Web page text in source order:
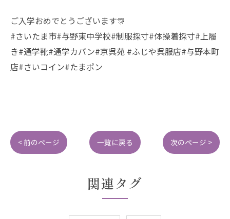
ご入学おめでとうございます🎊
#さいたま市#与野東中学校#制服採寸#体操着採寸#上履
き#通学靴#通学カバン#京呉苑 #ふじや呉服店#与野本町
店#さいコイン#たまポン
< 前のページ 一覧に戻る 次のページ >
関連タグ